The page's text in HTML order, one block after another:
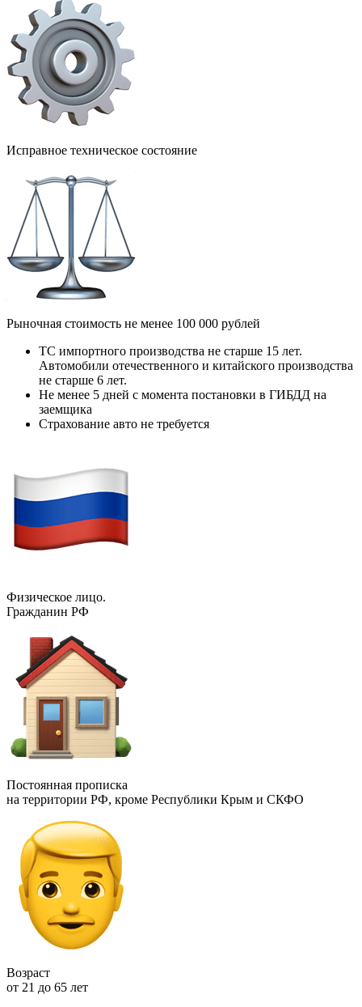
Исправное техническое состояние
Рыночная стоимость не менее 100 000 рублей
ТС импортного производства не старше 15 лет.
Автомобили отечественного и китайского производства
не старше 6 лет.
Не менее 5 дней с момента постановки в ГИБДД на
заемщика
Страхование авто не требуется
Физическое лицо.
Гражданин РФ
Постоянная прописка
на территории РФ, кроме Республики Крым и СКФО
Возраст
от 21 до 65 лет